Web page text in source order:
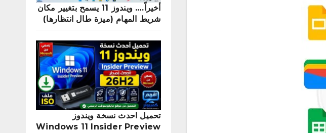
أخيراً…. ويندوز 11 يسمح بتغيير مكان
شريط المهام (ميزة طال انتظارها)
تحميل احدث نسخة ويندوز
Windows 11 Insider Preview